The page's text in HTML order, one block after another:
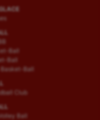
Ball
Ball
Ball
Club
Ball